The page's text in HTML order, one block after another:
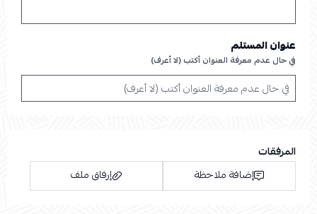
عنوان المستلم
في حال عدم معرفة العنوان أكتب (لا أعرف)
المرفقات
إضافة ملاحظة
إرفاق ملف